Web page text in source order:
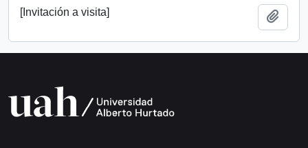
[Invitación a visita]